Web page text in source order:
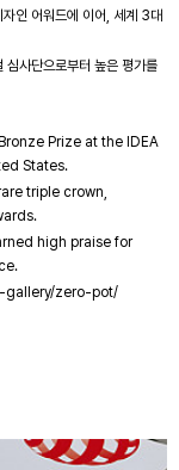
인 어워드에 이어, 세계 3대
심사단으로부터 높은 평가를
Prize at the IDEA
States.
triple crown,
high praise for
gallery/zero-pot/